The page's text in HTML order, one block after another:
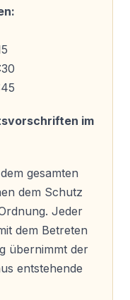
Treibenlassen ein
neue Energie
für Die
—
im
gesamten
dem Schutz
Jeder
dem Betreten
übernimmt der
entstehende